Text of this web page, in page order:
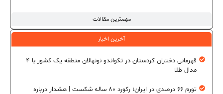
مهمترین مقالات
آخرین اخبار
قهرمانی دختران کردستان در تکواندو نونهالان منطقه یک کشور با ۴
مدال طلا
تورم ۶۶ درصدی در ایران؛ رکورد ۸۰ ساله شکست | هشدار درباره